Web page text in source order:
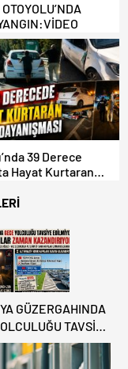
39 Derece
Hayat Kurtaran
GÜZERGAHINDA
TAVSİYE
ALTERNATİF
ZAMAN